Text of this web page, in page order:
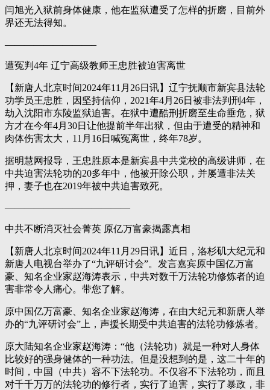
闫旭光入狱前身体健康，他在监狱遭受了怎样的折磨，目前外
界还无法得知。
—————————–
遭冤判4年 辽宁高级教师王忠胜被迫害离世
【新唐人北京时间2024年11月26日讯】辽宁抚顺市新宾县法轮
功学员王忠胜，因坚持信仰，2021年4月26日被非法判刑4年，
劫入沈阳市东陵监狱迫害。在狱中遭酷刑折磨至生命垂危，狱
方才在今年4月30日让他提前半年出狱，但由于遭受的精神和
肉体伤害太大，11月16日喊冤离世，终年78岁。
据明慧网报导，王忠胜原本是新宾县中共党校的高级讲师，在
中共迫害法轮功的20多年中，他被开除公职，并屡遭非法关
押，妻子也在2019年被中共迫害致死。
—————————————
中共不断消灭社会菁英 原亿万富豪揭露真相
【新唐人北京时间2024年11月29日讯】近日，洛杉矶大纪元和
新唐人电视台举办了“九评研讨会”。发言嘉宾原中国亿万富
豪、知名企业家赵海涛表示，中共对数千万法轮功修炼者的迫
害非常令人痛心。带您了解。
原中国亿万富豪、知名企业家赵海涛，在由大纪元和新唐人举
办的“九评研讨会”上，声援长期受中共迫害的法轮功修炼者。
原大陆知名企业家赵海涛：“他（法轮功）就是一种对人身体
比较好的强身健体的一种功法。但是没想到的是，这二十年的
时间，中国（中共）容不下法轮功。不仅容不下法轮功，而且
对千千万万的法轮功的修行者，实行了迫害，实行了暴政，非